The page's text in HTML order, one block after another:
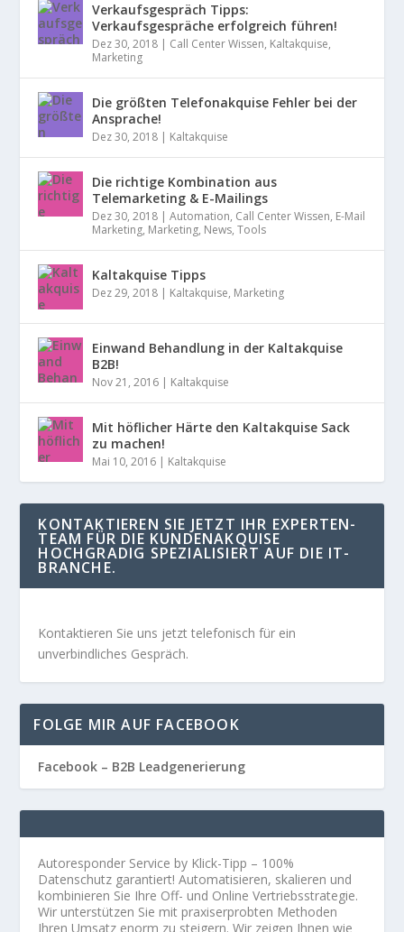
Verkaufsgespräch Tipps:
Verkaufsgespräche erfolgreich führen!
Dez 30, 2018 | Call Center Wissen, Kaltakquise,
Marketing
Die größten Telefonakquise Fehler bei der
Ansprache!
Dez 30, 2018 | Kaltakquise
Die richtige Kombination aus
Telemarketing & E-Mailings
Dez 30, 2018 |Automation, Call Center Wissen, E-Mail
Marketing, Marketing, News,Tools
Kaltakquise Tipps
Dez 29, 2018 | Kaltakquise, Marketing
Einwand Behandlung in der Kaltakquise
B2B!
Nov 21, 2016 | Kaltakquise
Mit höflicher Härte den Kaltakquise Sack
zu machen!
Mai 10, 2016 | Kaltakquise
KONTAKTIEREN SIE JETZT IHR EXPERTEN-
TEAM FÜR DIE KUNDENAKQUISE
HOCHGRADIG SPEZIALISIERT AUF DIE IT-
BRANCHE.
Kontaktieren Sie uns jetzt telefonisch für ein
unverbindliches Gespräch.
FOLGE MIR AUF FACEBOOK
Facebook – B2B Leadgenerierung
Autoresponder Service by Klick-Tipp – 100%
Datenschutz garantiert! Automatisieren, skalieren und
kombinieren Sie Ihre Off- und Online Vertriebsstrategie.
Wir unterstützen Sie mit praxiserprobten Methoden
Ihren Umsatz enorm zu steigern. Wir zeigen Ihnen wie